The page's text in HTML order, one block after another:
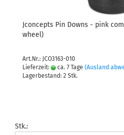
Jconcepts Pin Downs - pink
wheel)
Art.Nr.: JCO3163-010
Lieferzeit:
ca. 7 Tage (Ausland
Lagerbestand: 2 Stk.
Stk.: